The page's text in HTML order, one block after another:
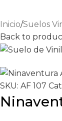
Inicio Suelos
Back to
SKU: AF 107